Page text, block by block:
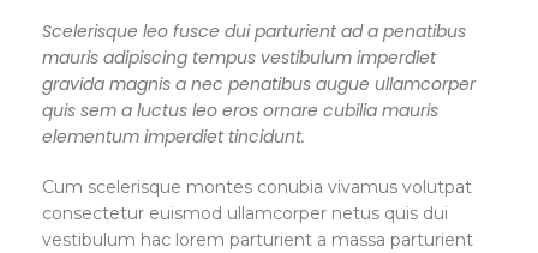
Scelerisque leo fusce dui parturient ad a penatibus
mauris adipiscing tempus vestibulum imperdiet
gravida magnis a nec penatibus augue ullamcorper
quis sem a luctus leo eros ornare cubilia mauris
elementum imperdiet tincidunt.
Cum scelerisque montes conubia vivamus volutpat
consectetur euismod ullamcorper netus quis dui
vestibulum hac lorem parturient a massa parturient